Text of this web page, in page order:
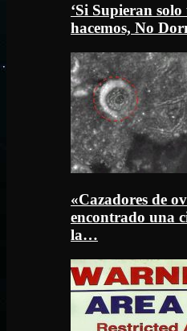
‘Si Supieran
hacemos, No
«Cazadores de
encontrado una
la…